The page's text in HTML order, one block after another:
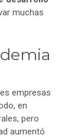
muchas
empresas
en
pero
aumentó